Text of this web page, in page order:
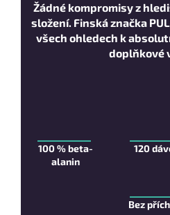
Žádné kompromisy z
složení. Finská značka
všech ohledech k
doplňkové
100 % beta-
alanin
120
Bez